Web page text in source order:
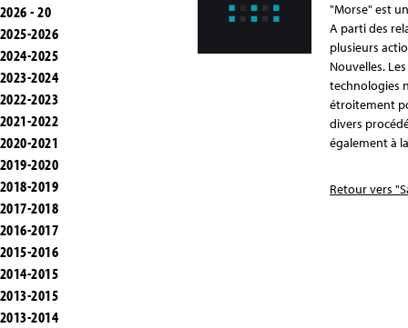
2026 - 20
2025-2026
2024-2025
2023-2024
2022-2023
2021-2022
2020-2021
2019-2020
2018-2019
2017-2018
2016-2017
2015-2016
2014-2015
2013-2015
2013-2014
"Morse" est
A parti des
plusieurs
Nouvelles.
technologies
étroitement
divers
également à
Retour vers